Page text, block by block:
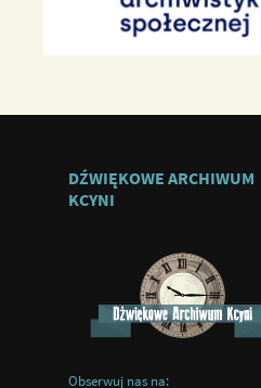
DŹWIĘKOWE ARCHIWUM
KCYNI
Obserwuj nas na: